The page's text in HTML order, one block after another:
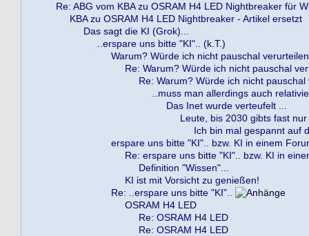
Re: ABG vom KBA zu OSRAM H4 LED Nightbreaker für
KBA zu OSRAM H4 LED Nightbreaker - Artikel ersetzt
Das sagt die KI (Grok)...
..erspare uns bitte "KI".. (k.T.)
Warum? Würde ich nicht pauschal
Re: Warum? Würde ich nicht pauschal
Re: Warum? Würde ich nicht
..muss man allerdings auch
Das Inet wurde verteufelt ...
Leute, bis 2030 gibts fast
Ich bin mal gespannt auf
erspare uns bitte "KI".. bzw. KI in einem
Re: erspare uns bitte "KI".. bzw. KI in
Definition "Wissen"...
KI ist mit Vorsicht zu genießen!
Re: ..erspare uns bitte "KI"..
OSRAM H4 LED
Re: OSRAM H4 LED
Re: OSRAM H4 LED